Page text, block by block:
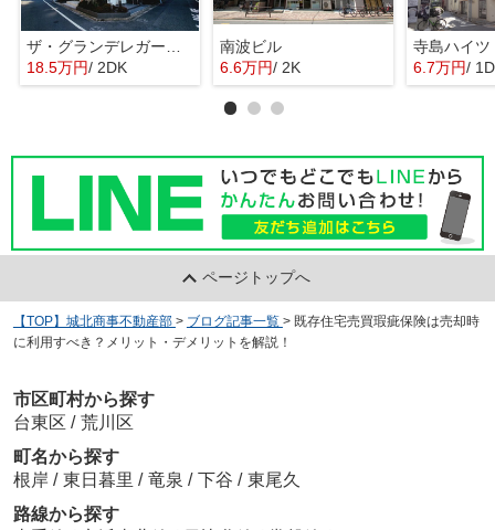
ザ・グランデレガーロ東日暮里
18.5万円/ 2DK
南波ビル
6.6万円/ 2K
寺島ハイツ
6.7万円/
ページトップへ
【TOP】城北商事不動産部 > ブログ記事一覧 > 既存住宅売買瑕疵保険は売却時
に利用すべき？メリット・デメリットを解説！
市区町村から探す
台東区 / 荒川区
町名から探す
根岸 / 東日暮里 / 竜泉 / 下谷 / 東尾久
路線から探す